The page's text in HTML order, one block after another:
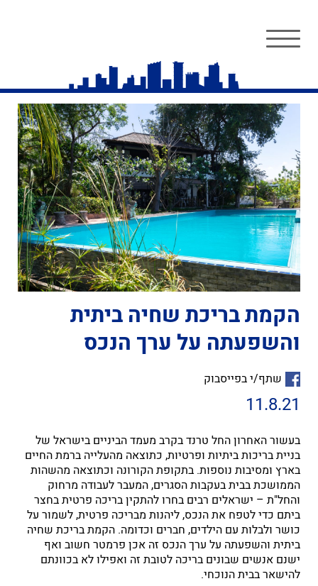
הקמת בריכת שחיה ביתית
והשפעתה על ערך הנכס
שתף/י בפייסבוק
11.8.21
בעשור האחרון החל טרנד בקרב מעמד הביניים בישראל של
בניית בריכות ביתיות ופרטיות, כתוצאה מהעלייה ברמת החיים
בארץ ומסיבות נוספות. בתקופת הקורונה וכתוצאה מהשהות
הממושכת בבית בעקבות הסגרים, המעבר לעבודה מרחוק
והחל"ת – ישראלים רבים בחרו להתקין בריכה פרטית בחצר
ביתם כדי לטפח את הנכס, ליהנות מבריכה פרטית, לשמור על
כושר ולבלות עם הילדים, חברים וכדומה. הקמת בריכת שחיה
ביתית והשפעתה על ערך הנכס זה אכן פרמטר חשוב ואף
ישנם אנשים שבונים בריכה לטובת זה ואפילו לא בכוונתם
להישאר בבית הנוכחי.